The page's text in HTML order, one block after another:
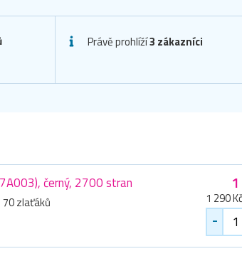
Právě prohlíží3 zákazníci
černý, 2700 stran
70 zlaťáků
1 290
-